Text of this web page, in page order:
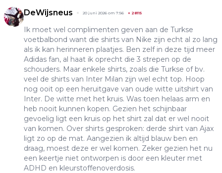
DeWijsneus 20 juni 2026 om 7:56 + 28115
Ik moet wel complimenten geven aan de Turkse
voetbalbond want die shirts van Nike zijn echt al zo lang
als ik kan herinneren plaatjes. Ben zelf in deze tijd meer
Adidas fan, al haat ik oprecht die 3 strepen op de
schouders. Maar enkele shirts, zoals die Turkse of bv.
veel de shirts van Inter Milan zijn wel echt top. Hoop
nog ooit op een heruitgave van oude witte uitshirt van
Inter. De witte met het kruis. Was toen helaas arm en
heb nooit kunnen kopen. Gezien het schijnbaar
gevoelig ligt een kruis op het shirt zal dat er wel nooit
van komen. Over shirts gesproken: derde shirt van Ajax
ligt zo op de mat. Aangezien ik altijd blauw ben en
draag, moest deze er wel komen. Zeker gezien het nu
een keertje niet ontworpen is door een kleuter met
ADHD en kleurstoffenoverdosis.